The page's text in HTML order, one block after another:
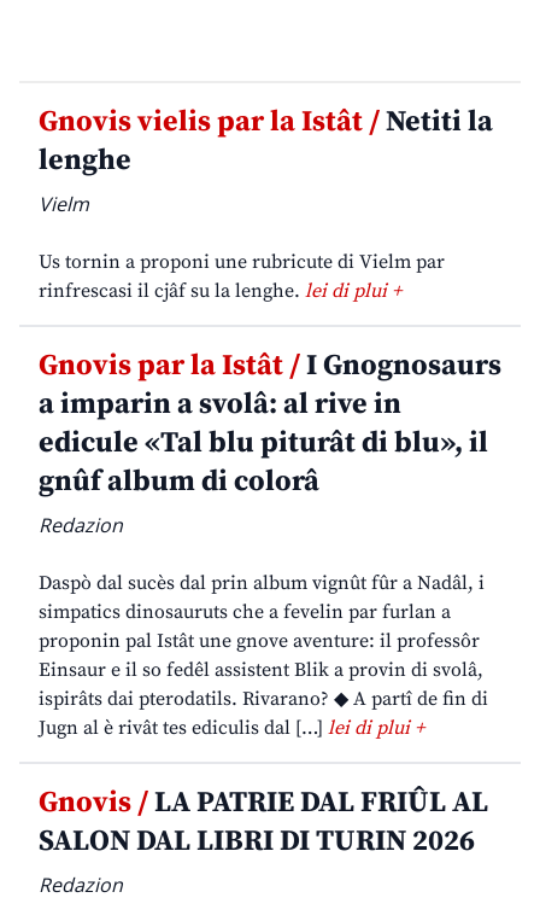
Gnovis vielis par la Istât /Netiti la
lenghe
Vielm
Us tornin a proponi une rubricute di Vielm par
rinfrescasi il cjâf su la lenghe. lei di plui +
Gnovis par la Istât /I Gnognosaurs
a imparin a svolâ: al rive in
edicule «Tal blu piturât di blu», il
gnûf album di colorâ
Redazion
Daspò dal sucès dal prin album vignût fûr a Nadâl, i
simpatics dinosauruts che a fevelin par furlan a
proponin pal Istât une gnove aventure: il professôr
Einsaur e il so fedêl assistent Blik a provin di svolâ,
ispirâts dai pterodatils. Rivarano? ◆ A partî de fin di
Jugn al è rivât tes ediculis dal […] lei di plui +
Gnovis /LA PATRIE DAL FRIÛL AL
SALON DAL LIBRI DI TURIN 2026
Redazion